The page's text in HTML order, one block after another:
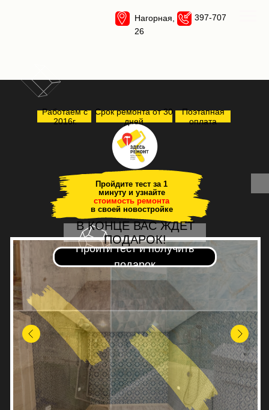
Пройдите тест за 1
минуту и узнайте
стоимость ремонта
в своей новостройке
Пройти тест и получить
подарок
397-707
Нагорная,
26
В КОНЦЕ ВАС ЖДЕТ
ПОДАРОК!
Работаем с
2016г.
Срок ремонта от 30
дней
Поэтапная
оплата